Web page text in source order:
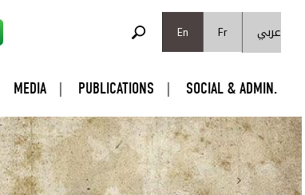
En
Fr عربي
MEDIA PUBLICATIONS SOCIAL & ADMIN.